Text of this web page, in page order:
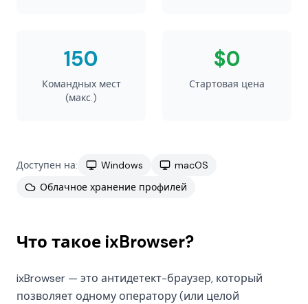
150
Командных мест
(макс.)
$0
Стартовая цена
Доступен на: Windows
macOS
Облачное хранение профилей
Что такое ixBrowser?
ixBrowser — это антидетект-браузер, который
позволяет одному оператору (или целой